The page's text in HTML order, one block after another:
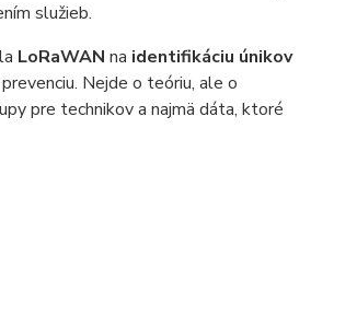
služieb.
LoRaWAN na identifikáciu únikov
Nejde o teóriu, ale o
pre technikov a najmä dáta, ktoré